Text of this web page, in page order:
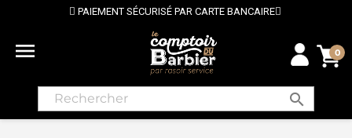
PAIEMENT SÉCURISÉ PAR CARTE BANCAIRE
 0
search